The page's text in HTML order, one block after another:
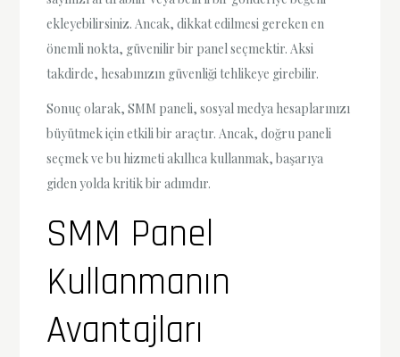
ekleyebilirsiniz. Ancak, dikkat edilmesi gereken en
önemli nokta, güvenilir bir panel seçmektir. Aksi
takdirde, hesabınızın güvenliği tehlikeye girebilir.
Sonuç olarak, SMM paneli, sosyal medya hesaplarınızı
büyütmek için etkili bir araçtır. Ancak, doğru paneli
seçmek ve bu hizmeti akıllıca kullanmak, başarıya
giden yolda kritik bir adımdır.
SMM Panel
Kullanmanın
Avantajları